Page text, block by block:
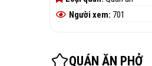
Người xem: 701
QUÁN ĂN PHỞ